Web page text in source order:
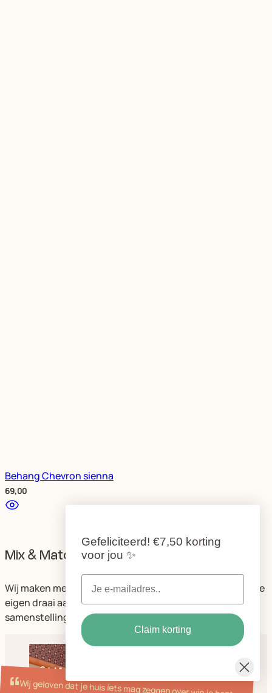
Behang Chevron sienna
69,00
Mix & Match
Wij maken meubels die met je meebewegen. Perfect om je
eigen draai aan te geven. Kies eenvoudig een kleur,
samenstelling of formaat dat past bij jouw stijl.
Hulp & contact
Kleurstalen & advies
Behanginstructies
Veelgestelde vragen (FAQ)
Gefeliciteerd! €7,50 korting
voor jou ✨
Claim korting